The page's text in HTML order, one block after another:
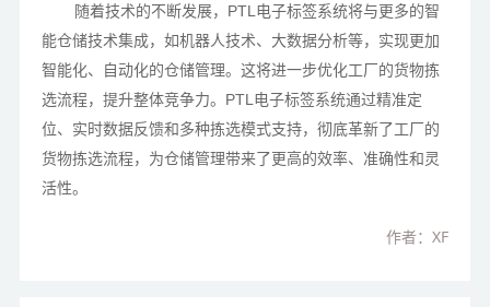
随着技术的不断发展，PTL电子标签系统将与更多的智
能仓储技术集成，如机器人技术、大数据分析等，实现更加
智能化、自动化的仓储管理。这将进一步优化工厂的货物拣
选流程，提升整体竞争力。PTL电子标签系统通过精准定
位、实时数据反馈和多种拣选模式支持，彻底革新了工厂的
货物拣选流程，为仓储管理带来了更高的效率、准确性和灵
活性。
作者：XF